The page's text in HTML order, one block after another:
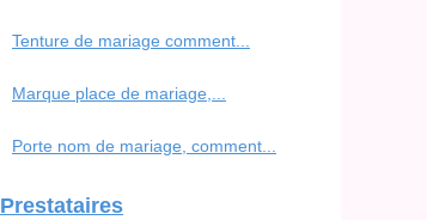
Tenture de mariage comment...
Marque place de mariage,...
Porte nom de mariage, comment...
Prestataires